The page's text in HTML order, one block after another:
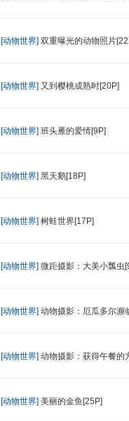
[动物世界] 双重曝光的动物照片
[动物世界] 又到樱桃成熟时[20P]
[动物世界] 班头雁的爱情[9P]
[动物世界] 黑天鹅[18P]
[动物世界] 树蛙世界[17P]
[动物世界] 微距摄影：大美小瓢虫
[动物世界] 动物摄影：厄瓜多尔濒
[动物世界] 动物摄影：获得午餐的
[动物世界] 美丽的金鱼[25P]